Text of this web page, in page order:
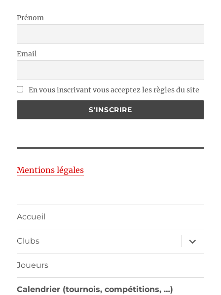
Prénom
Email
En vous inscrivant vous acceptez les règles du site
Mentions légales
Accueil
Clubs
ouvrir
le
sous-
Joueurs
Calendrier (tournois, compétitions, …)